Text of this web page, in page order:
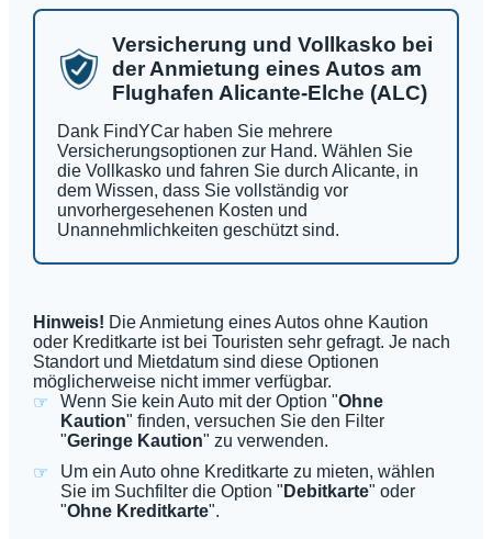
Versicherung und Vollkasko bei
der Anmietung eines Autos am
Flughafen Alicante-Elche (ALC)
Dank FindYCar haben Sie mehrere
Versicherungsoptionen zur Hand. Wählen Sie
die Vollkasko und fahren Sie durch Alicante, in
dem Wissen, dass Sie vollständig vor
unvorhergesehenen Kosten und
Unannehmlichkeiten geschützt sind.
Hinweis! Die Anmietung eines Autos ohne Kaution
oder Kreditkarte ist bei Touristen sehr gefragt. Je nach
Standort und Mietdatum sind diese Optionen
möglicherweise nicht immer verfügbar.
Wenn Sie kein Auto mit der Option "Ohne
Kaution" finden, versuchen Sie den Filter
"Geringe Kaution" zu verwenden.
Um ein Auto ohne Kreditkarte zu mieten, wählen
Sie im Suchfilter die Option " Debitkarte" oder
"Ohne Kreditkarte".